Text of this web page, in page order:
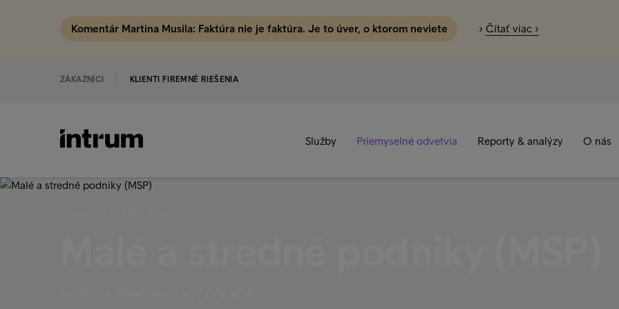
Komentár Martina Musila: Faktúra nie je faktúra. Je to úver, o ktorom neviete › Čítať viac ›
ZÁKAZNÍCI KLIENTI FIREMNÉ RIEŠENIA
Služby Priemyselné odvetvia Reporty & analýzy O nás